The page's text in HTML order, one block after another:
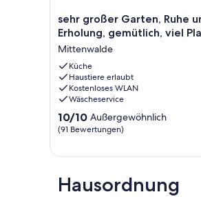
sehr
großer
Ruhe
und
Erholung,
gemütlich,
viel
Platz,
Mittenwalde
sehr großer Garten, Ruhe
Erholung, gemütlich, viel
Mittenwalde
Küche
Haustiere erlaubt
Kostenloses WLAN
Wäscheservice
10.0
von
Außergewöhnlich,
Bewertungen)
10/10 Außergewöhnlich
(91 Bewertungen)
Hausordnung